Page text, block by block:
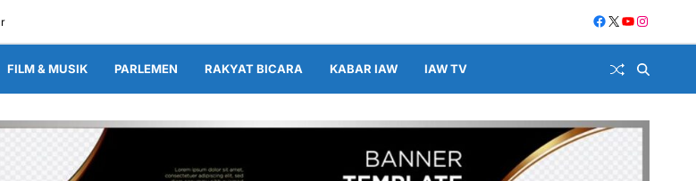
FILM & MUSIK PARLEMEN RAKYAT BICARA KABAR IAW IAW TV